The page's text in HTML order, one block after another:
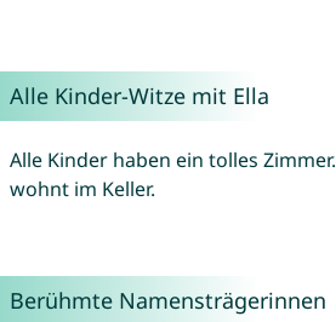
Alle Kinder-Witze mit Ella
Alle Kinder haben ein tolles Zimmer.
wohnt im Keller.
Berühmte Namensträgerinnen